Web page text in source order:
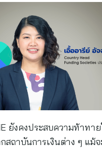
ยังคงประสบความท้าทาย
สถาบันการเงินต่าง ๆ แม้